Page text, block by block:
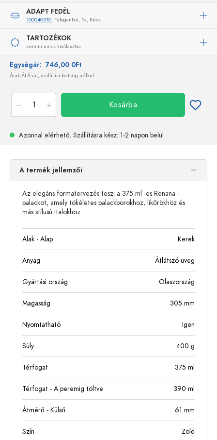
ADAPT FEDÉL
100040510, Fafogantyú, Fa, Bézs
TARTOZÉKOK
semmi nincs kiválasztva
Egységár: 746,00 0Ft
Árak ÁFÁ-val, szállítási költség nélkül
Kosárba
Azonnal elérhető. Szállításra kész: 1-2 napon belül
A termék jellemzői
Az elegáns formatervezés teszi a 375 ml -es Renana -
palackot, amely tökéletes palackborokhoz, likőrökhöz és
más stílusú italokhoz.
Alak - Alap Kerek
Anyag Átlátszó üveg
Gyártási ország Olaszország
Magasság 305 mm
Nyomtatható Igen
Súly 400 g
Térfogat 375 ml
Térfogat - A peremig töltve 390 ml
Átmérő - Külső 61 mm
Szín Zöld